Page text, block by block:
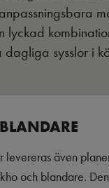
lyckad
dagliga sysslor i
levereras även
och blandare.